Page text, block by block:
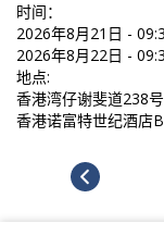
时间：
2026年8月21日 -
2026年8月22日 -
地点:
香港湾仔谢斐道238号
香港诺富特世纪酒店